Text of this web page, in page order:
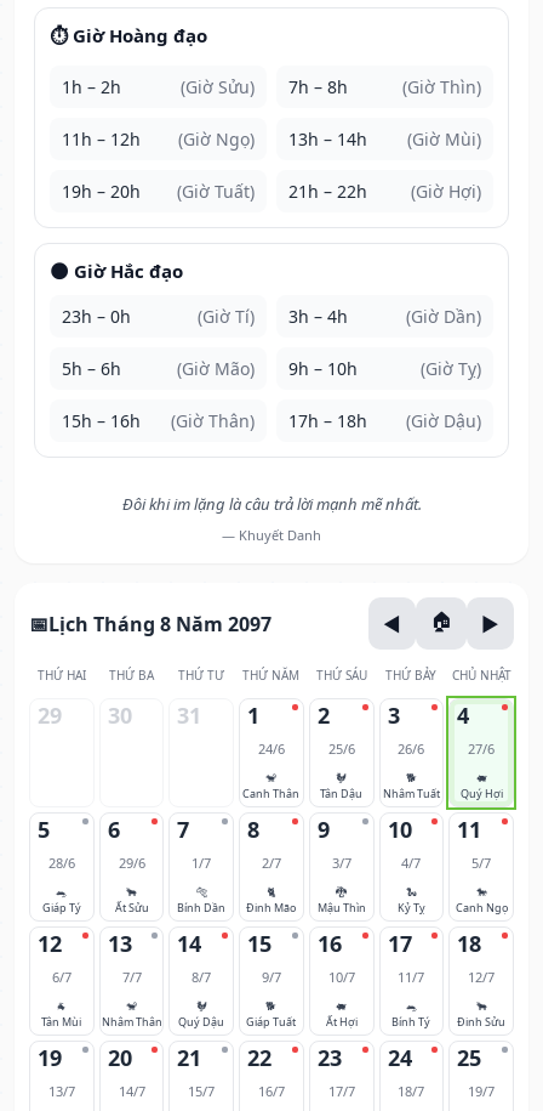
⏱️ Giờ Hoàng đạo
1h – 2h (Giờ Sửu) 7h – 8h (Giờ Thìn)
11h – 12h (Giờ Ngọ) 13h – 14h (Giờ Mùi)
19h – 20h (Giờ Tuất) 21h – 22h (Giờ Hợi)
🌑 Giờ Hắc đạo
23h – 0h (Giờ Tí) 3h – 4h (Giờ Dần)
5h – 6h (Giờ Mão) 9h – 10h (Giờ Tỵ)
15h – 16h (Giờ Thân) 17h – 18h (Giờ Dậu)
Đôi khi im lặng là câu trả lời mạnh mẽ nhất.
— Khuyết Danh
Lịch Tháng 8 Năm 2097
THỨ HAI THỨ BA THỨ TƯ THỨ NĂM THỨ SÁU THỨ BẢY CHỦ NHẬT
29 30 31 1
24/6
🐒
Canh Thân
2
25/6
🐓
Tân Dậu
3
26/6
🐕
Nhâm Tuất
4
27/6
🐖
Quý Hợi
5
28/6
🐀
Giáp Tý
6
29/6
🐂
Ất Sửu
7
1/7
🐅
Bính Dần
8
2/7
🐈
Đinh Mão
9
3/7
🐉
Mậu Thìn
10
4/7
🐍
Kỷ Tỵ
11
5/7
🐎
Canh Ngọ
12
6/7
🐐
Tân Mùi
13
7/7
🐒
Nhâm Thân
14
8/7
🐓
Quý Dậu
15
9/7
🐕
Giáp Tuất
16
10/7
🐖
Ất Hợi
17
11/7
🐀
Bính Tý
18
12/7
🐂
Đinh Sửu
19
13/7
20
14/7
21
15/7
22
16/7
23
17/7
24
18/7
25
19/7